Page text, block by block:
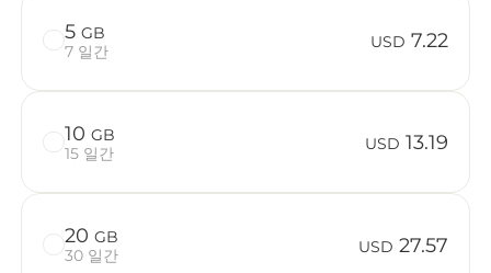
Pakistan
Billion
5 GB
7 일간
USD 7.22
10 GB
15 일간
USD 13.19
20 GB
30 일간
USD 27.57